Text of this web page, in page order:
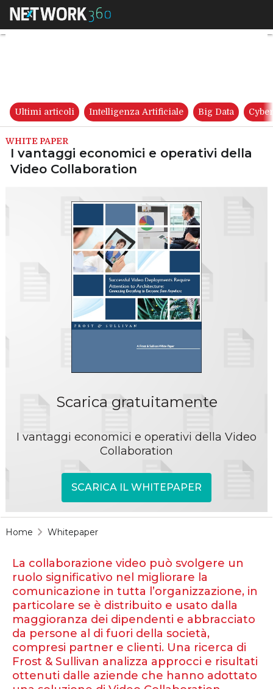
I vantaggi economici e
Ultimi articoli Intelligenza Artificiale Big Data
WHITE PAPER
I vantaggi economici e operativi della
Video Collaboration
Scarica gratuitamente
I vantaggi economici e operativi della Video
Collaboration
SCARICA IL WHITEPAPER
Home Whitepaper
La collaborazione video può svolgere un
ruolo significativo nel migliorare la
comunicazione in tutta l’organizzazione, in
particolare se è distribuito e usato dalla
maggioranza dei dipendenti e abbracciato
da persone al di fuori della società,
compresi partner e clienti. Una ricerca di
Frost & Sullivan analizza approcci e risultati
ottenuti dalle aziende che hanno adottato